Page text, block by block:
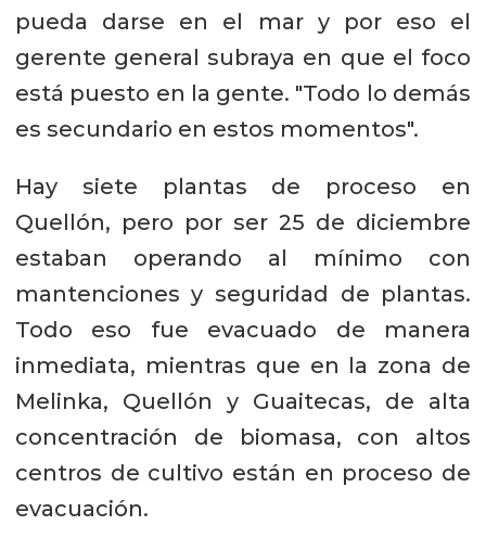
pueda darse en el mar y por eso el
gerente general subraya en que el foco
está puesto en la gente. "Todo lo demás
es secundario en estos momentos".
Hay siete plantas de proceso en
Quellón, pero por ser 25 de diciembre
estaban operando al mínimo con
mantenciones y seguridad de plantas.
Todo eso fue evacuado de manera
inmediata, mientras que en la zona de
Melinka, Quellón y Guaitecas, de alta
concentración de biomasa, con altos
centros de cultivo están en proceso de
evacuación.